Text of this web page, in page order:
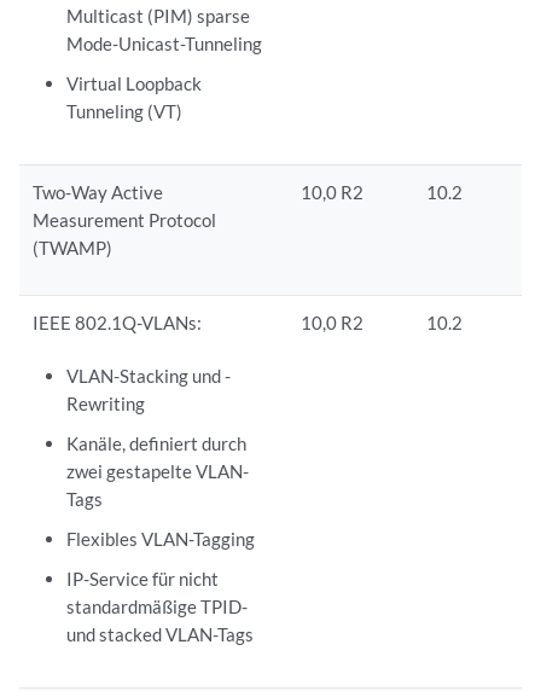
Multicast (PIM) sparse
Mode-Unicast-Tunneling
Virtual Loopback
Tunneling (VT)
Two-Way Active
Measurement Protocol
(TWAMP)
10,0 R2 10.2
IEEE 802.1Q-VLANs:
VLAN-Stacking und -
Rewriting
Kanäle, definiert durch
zwei gestapelte VLAN-
Tags
Flexibles VLAN-Tagging
IP-Service für nicht
standardmäßige TPID-
und stacked VLAN-Tags
10,0 R2 10.2